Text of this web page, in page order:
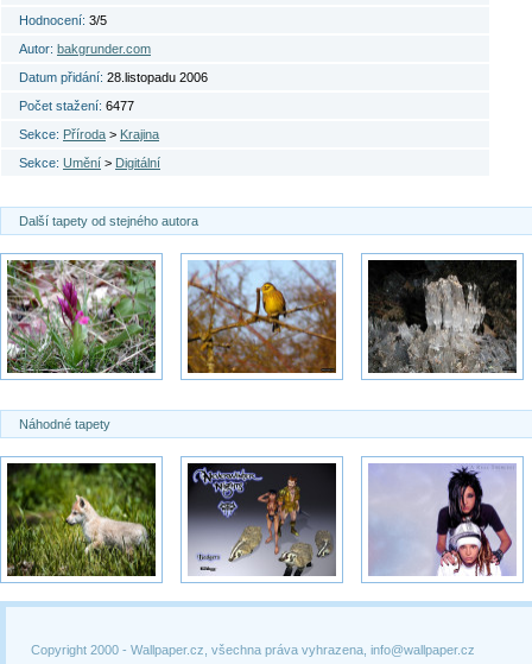
Hodnocení: 3/5
Autor: bakgrunder.com
Datum přidání: 28.listopadu 2006
Počet stažení: 6477
Sekce: Příroda > Krajina
Sekce: Umění > Digitální
Další tapety od stejného autora
Náhodné tapety
Copyright 2000 - Wallpaper.cz, všechna práva vyhrazena, info@wallpaper.cz